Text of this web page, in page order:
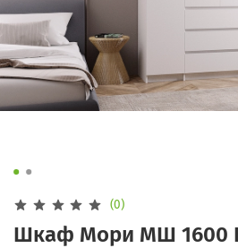
(0)
Шкаф Мори МШ 1600